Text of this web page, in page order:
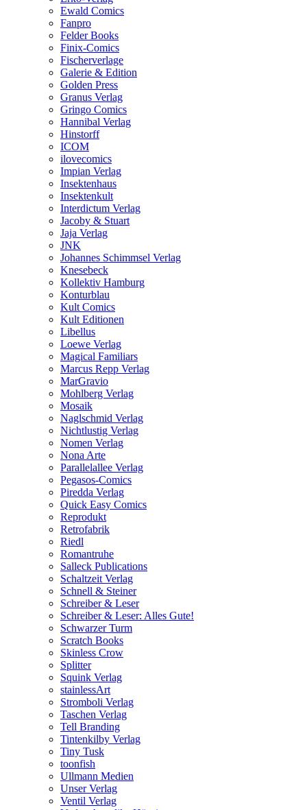
Ewald Comics
Fanpro
Felder Books
Finix-Comics
Fischerverlage
Galerie & Edition
Golden Press
Granus Verlag
Gringo Comics
Hannibal Verlag
Hinstorff
ICOM
ilovecomics
Impian Verlag
Insektenhaus
Insektenkult
Interdictum Verlag
Jacoby & Stuart
Jaja Verlag
JNK
Johannes Schimmsel Verlag
Knesebeck
Kollektiv Hamburg
Konturblau
Kult Comics
Kult Editionen
Libellus
Loewe Verlag
Magical Familiars
Marcus Repp Verlag
MarGravio
Mohlberg Verlag
Mosaik
Naglschmid Verlag
Nichtlustig Verlag
Nomen Verlag
Nona Arte
Parallelallee Verlag
Pegasos-Comics
Piredda Verlag
Quick Easy Comics
Reprodukt
Retrofabrik
Riedl
Romantruhe
Salleck Publications
Schaltzeit Verlag
Schnell & Steiner
Schreiber & Leser
Schreiber & Leser: Alles Gute!
Schwarzer Turm
Scratch Books
Skinless Crow
Splitter
Squink Verlag
stainlessArt
Stromboli Verlag
Taschen Verlag
Tell Branding
Tintenkilby Verlag
Tiny Tusk
toonfish
Ullmann Medien
Unser Verlag
Ventil Verlag